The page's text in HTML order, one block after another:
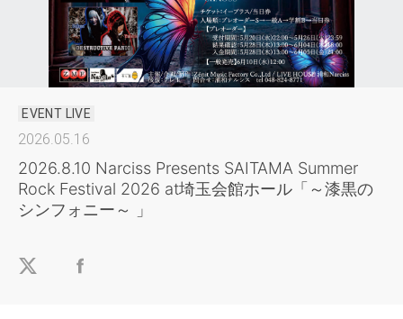
EVENT LIVE
2026.05.16
2026.8.10 Narciss Presents SAITAMA Summer
Rock Festival 2026 at埼玉会館ホール「～漆黒の
シンフォニー～ 」